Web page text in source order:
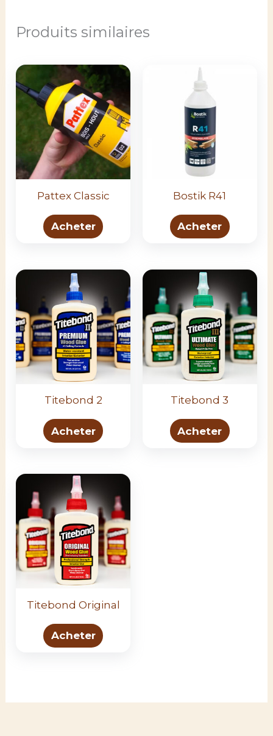
Produits similaires
Pattex Classic
Acheter
Bostik R41
Acheter
Titebond 2
Acheter
Titebond 3
Acheter
Titebond Original
Acheter